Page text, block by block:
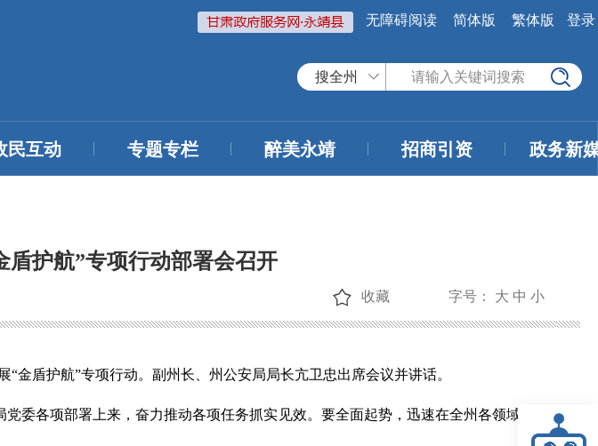
无障碍阅读 简体版 繁体版 登录
搜全州
民互动 专题专栏 醉美永靖 招商引资 政务新
盾护航”专项行动部署会召开
字号： 大 中 小
收藏
金盾护航”专项行动。副州长、州公安局局长亢卫忠出席会议并讲话。
委各项部署上来，奋力推动各项任务抓实见效。要全面起势，迅速在全州各领域开展